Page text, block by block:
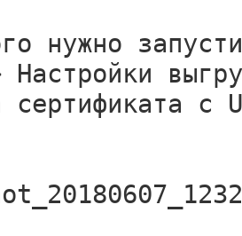
нужно
сертификата с